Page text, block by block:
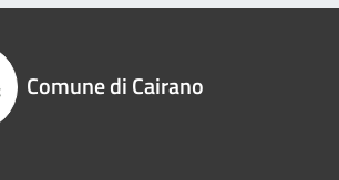
Comune di Cairano